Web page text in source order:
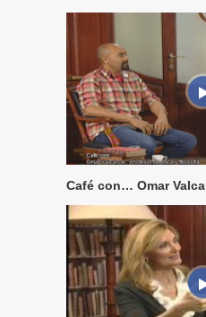
Café con… Omar